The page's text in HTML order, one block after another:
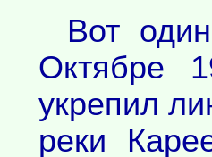
Вот
Октябре
укрепил
реки